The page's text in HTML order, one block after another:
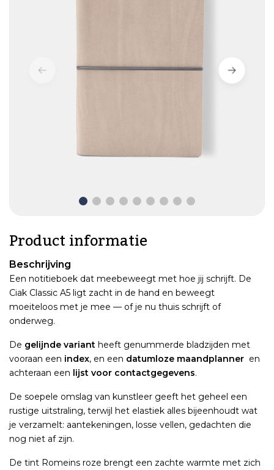
Product informatie
Beschrijving
Een notitieboek dat meebeweegt met hoe jij schrijft. De
Ciak Classic A5 ligt zacht in de hand en beweegt
moeiteloos met je mee — of je nu thuis schrijft of
onderweg.
De gelijnde variant heeft genummerde bladzijden met
vooraan een index, en een datumloze maandplanner en
achteraan een lijst voor contactgegevens.
De soepele omslag van kunstleer geeft het geheel een
rustige uitstraling, terwijl het elastiek alles bijeenhoudt wat
je verzamelt: aantekeningen, losse vellen, gedachten die
nog niet af zijn.
De tint Romeins roze brengt een zachte warmte met zich